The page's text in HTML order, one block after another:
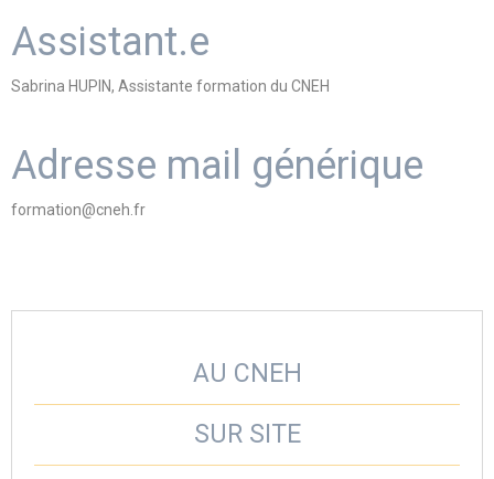
Assistant.e
Sabrina HUPIN, Assistante formation du CNEH
Adresse mail générique
formation@cneh.fr
AU CNEH
SUR SITE